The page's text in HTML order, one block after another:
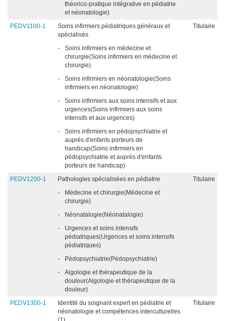
théorico-pratique intégrative en pédiatrie
et néonatologie)
PEDV1100-1
Soins infirmiers pédiatriques généraux et
spécialisés
Titulaire
-
Soins infirmiers en médecine et
chirurgie(Soins infirmiers en médecine et
chirurgie)
-
Soins infirmiers en néonatologie(Soins
infirmiers en néonatologie)
-
Soins infirmiers aux soins intensifs et aux
urgences(Soins infirmiers aux soins
intensifs et aux urgences)
-
Soins infirmiers en pédopsychiatrie et
auprès d'enfants porteurs de
handicap(Soins infirmiers en
pédopsychiatrie et auprès d'enfants
porteurs de handicap)
PEDV1200-1
Pathologies spécialisées en pédiatrie
Titulaire
-
Médecine et chirurgie(Médecine et
chirurgie)
-
Néonatalogie(Néonatalogie)
-
Urgences et soins intensifs
pédiatriques(Urgences et soins intensifs
pédiatriques)
-
Pédopsychiatrie(Pédopsychiatrie)
-
Algologie et thérapeutique de la
douleur(Algologie et thérapeutique de la
douleur)
PEDV1300-1
Identité du soignant expert en pédiatrie et
néonatologie et compétences interculturelles
Titulaire